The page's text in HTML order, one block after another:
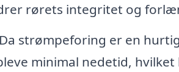
rørets integritet og
Da strømpeforing er en
minimal nedetid,